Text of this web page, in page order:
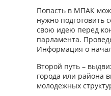
Попасть в МПАК
нужно подготовить
свою идею перед
парламента.
Информация о
Второй путь –
города или района
молодежных